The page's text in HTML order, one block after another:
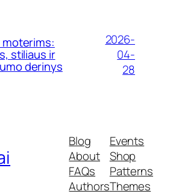
moterims:
stiliaus ir
derinys
2026-
04-
28
Blog
About
FAQs
Authors
Events
Shop
Patterns
Themes